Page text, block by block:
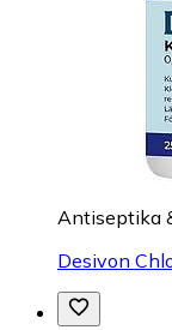
Antiseptika
Desivon